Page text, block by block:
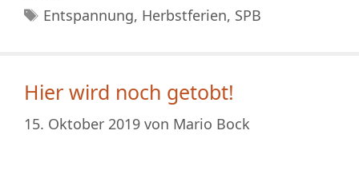
Schlagwörter
Entspannung, Herbstferien, SPB
Hier wird noch getobt!
15. Oktober 2019 von Mario Bock